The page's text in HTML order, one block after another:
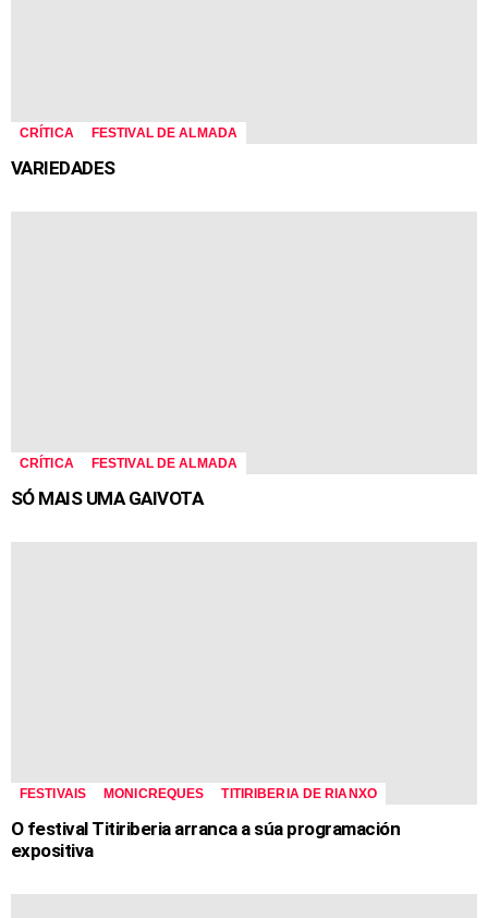
CRÍTICA FESTIVAL DE ALMADA
VARIEDADES
CRÍTICA FESTIVAL DE ALMADA
SÓ MAIS UMA GAIVOTA
FESTIVAIS MONICREQUES TITIRIBERIA DE RIANXO
O festival Titiriberia arranca a súa programación
expositiva